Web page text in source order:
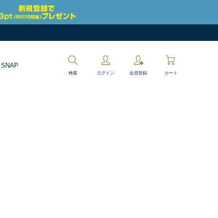
検索 ログイン 会員登録 カート